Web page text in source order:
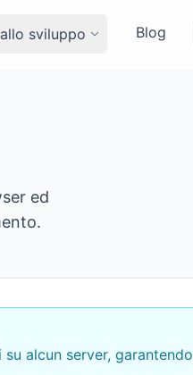
sviluppo Blog
ed
alcun server, garantendo